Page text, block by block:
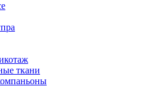
ткани